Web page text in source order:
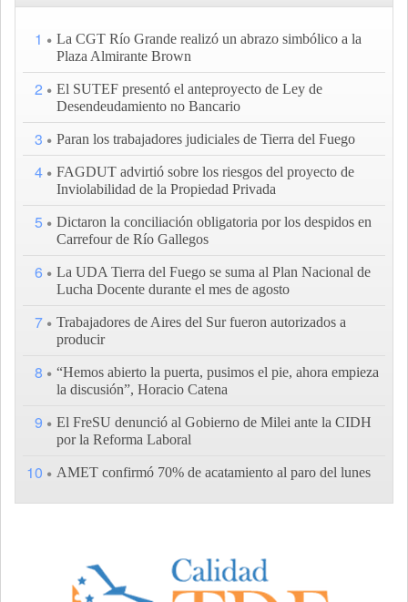
1
La CGT Río Grande realizó un abrazo simbólico a la
Plaza Almirante Brown
2
El SUTEF presentó el anteproyecto de Ley de
Desendeudamiento no Bancario
3 Paran los trabajadores judiciales de Tierra del Fuego
4
FAGDUT advirtió sobre los riesgos del proyecto de
Inviolabilidad de la Propiedad Privada
5
Dictaron la conciliación obligatoria por los despidos en
Carrefour de Río Gallegos
6
La UDA Tierra del Fuego se suma al Plan Nacional de
Lucha Docente durante el mes de agosto
7
Trabajadores de Aires del Sur fueron autorizados a
producir
8
“Hemos abierto la puerta, pusimos el pie, ahora empieza
la discusión”, Horacio Catena
9
El FreSU denunció al Gobierno de Milei ante la CIDH
por la Reforma Laboral
10 AMET confirmó 70% de acatamiento al paro del lunes